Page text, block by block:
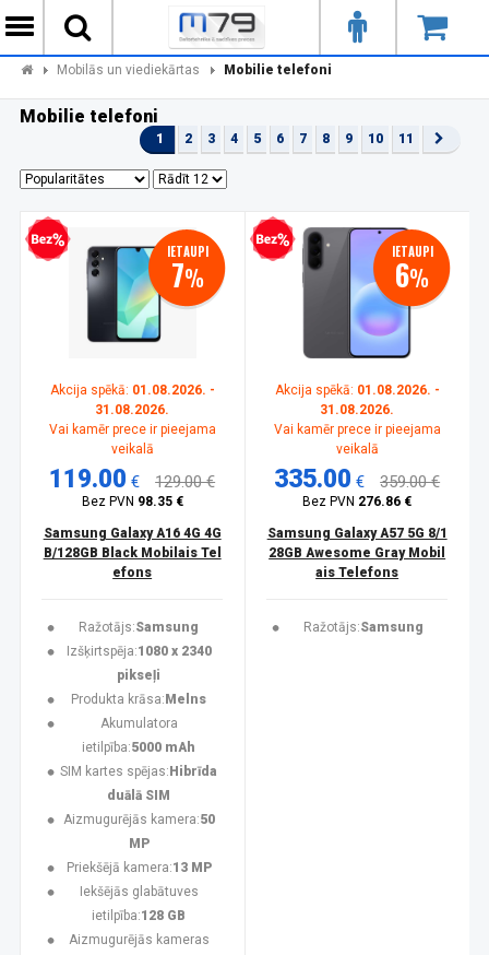
Mobilās un viediekārtas Mobilie telefoni
Mobilie telefoni
1 2 3 4 5 6 7 8 9 10 11
kredīts IETAUPI
7%
Akcija spēkā: 01.08.2026. -
31.08.2026.
Vai kamēr prece ir pieejama
veikalā
119.00 € 129.00 €
Bez PVN 98.35 €
Samsung Galaxy A16 4G 4G
B/128GB Black Mobilais Tel
efons
Ražotājs:Samsung
Izšķirtspēja:1080 x 2340
pikseļi
Produkta krāsa: Melns
Akumulatora
ietilpība:5000 mAh
SIM kartes spējas: Hibrīda
duālā SIM
Aizmugurējās kamera:50
MP
Priekšējā kamera:13 MP
Iekšējās glabātuves
ietilpība:128 GB
Aizmugurējās kameras
Bezprocentu kredīts IETAUPI
6%
Akcija spēkā: 01.08.2026. -
31.08.2026.
Vai kamēr prece ir pieejama
veikalā
335.00 € 359.00 €
Bez PVN 276.86 €
Samsung Galaxy A57 5G 8/1
28GB Awesome Gray Mobil
ais Telefons
Ražotājs:Samsung